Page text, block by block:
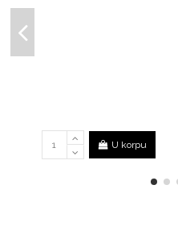
U korpu